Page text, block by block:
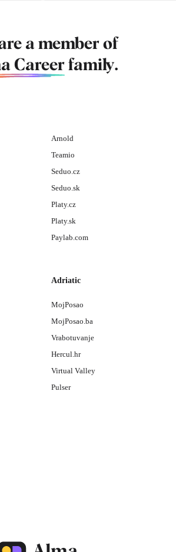
a member of
Career family.
Arnold
Teamio
Seduo.cz
Seduo.sk
Platy.cz
Platy.sk
Paylab.com
Adriatic
MojPosao
MojPosao.ba
Vrabotuvanje
Hercul.hr
Virtual Valley
Pulser